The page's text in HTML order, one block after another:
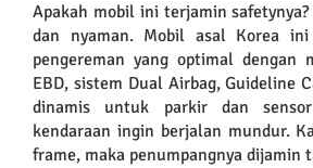
Apakah mobil ini terjamin
dan nyaman. Mobil asal Korea
pengereman yang optimal dengan
EBD, sistem Dual Airbag, Guideline
dinamis untuk parkir dan
kendaraan ingin berjalan mundur.
frame, maka penumpangnya dijamin